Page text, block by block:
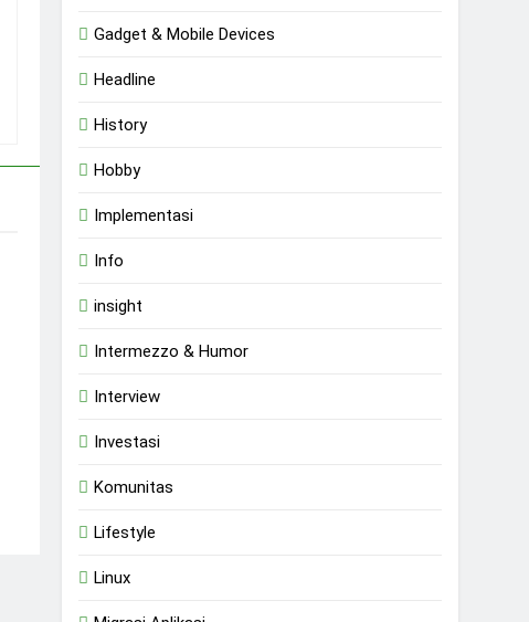
Gadget & Mobile Devices
Headline
History
Hobby
Implementasi
Info
insight
Intermezzo & Humor
Interview
Investasi
Komunitas
Lifestyle
Linux